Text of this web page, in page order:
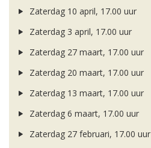
Zaterdag 10 april, 17.00 uur
Zaterdag 3 april, 17.00 uur
Zaterdag 27 maart, 17.00 uur
Zaterdag 20 maart, 17.00 uur
Zaterdag 13 maart, 17.00 uur
Zaterdag 6 maart, 17.00 uur
Zaterdag 27 februari, 17.00 uur